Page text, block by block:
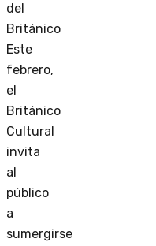
del
Británico
Este
febrero,
el
Británico
Cultural
invita
al
público
a
sumergirse